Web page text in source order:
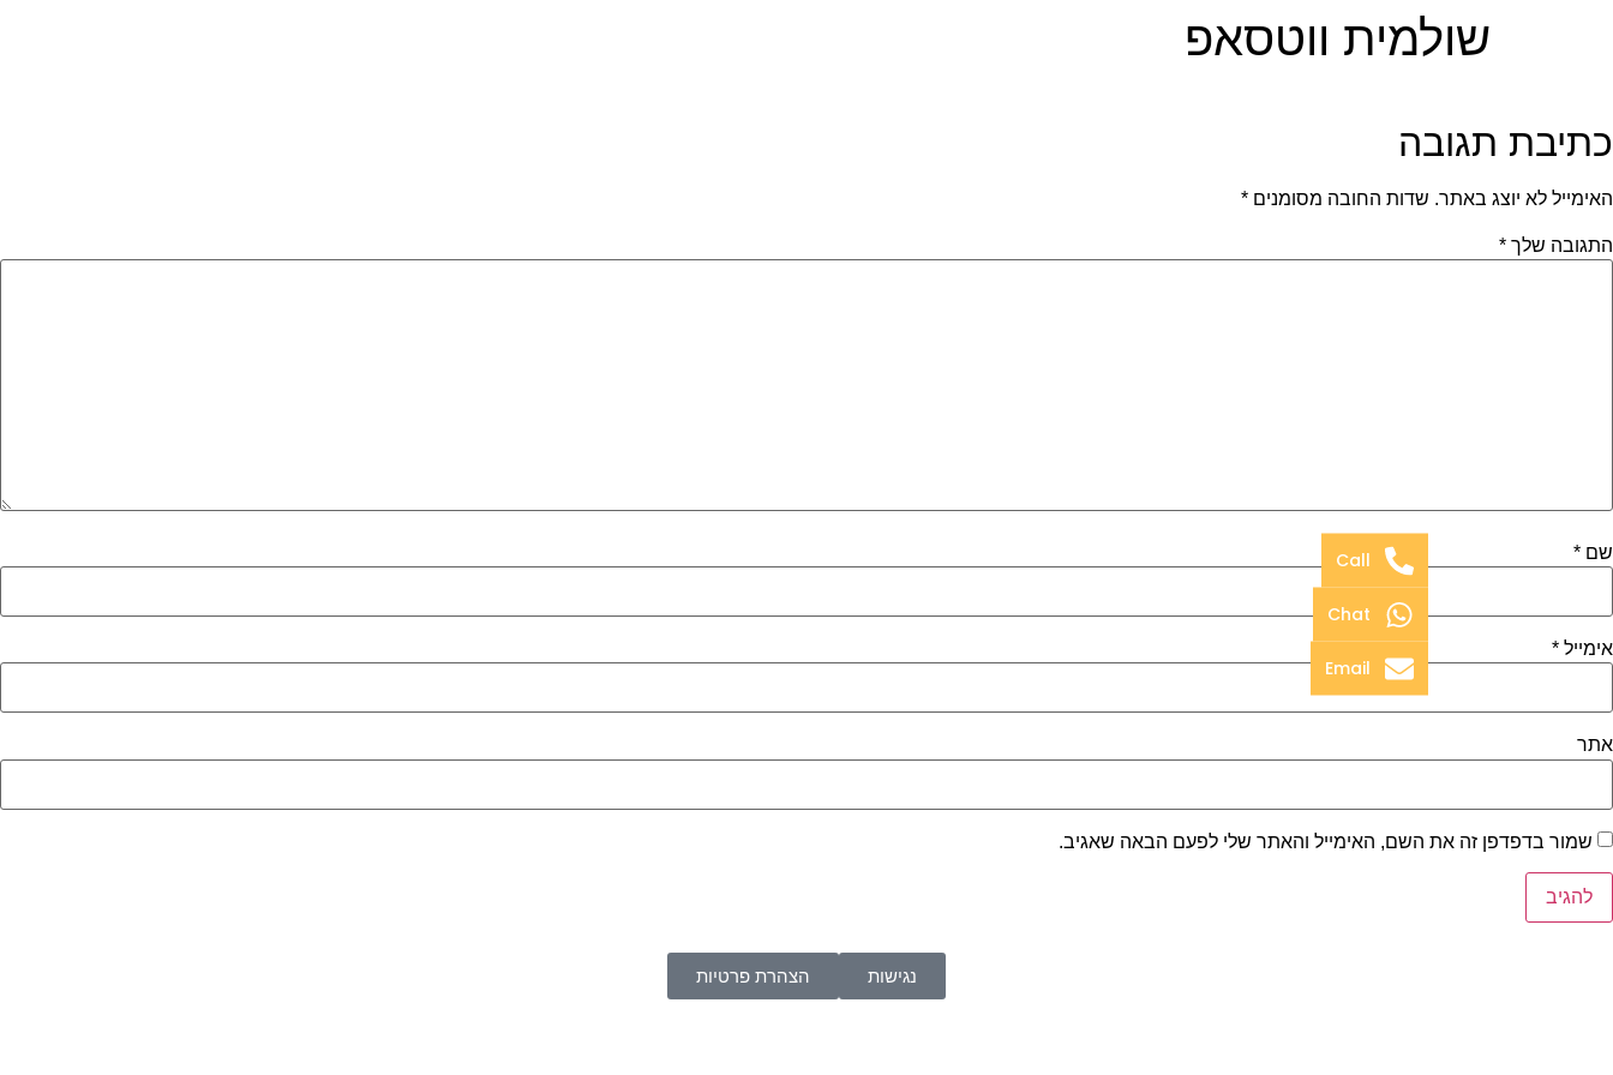
שולמית ווטסאפ
Call
Chat
Email
כתיבת תגובה
האימייל לא יוצג באתר. שדות החובה מסומנים *
התגובה שלך *
שם *
אימייל *
אתר
שמור בדפדפן זה את השם, האימייל והאתר שלי לפעם הבאה שאגיב.
נגישות הצהרת פרטיות